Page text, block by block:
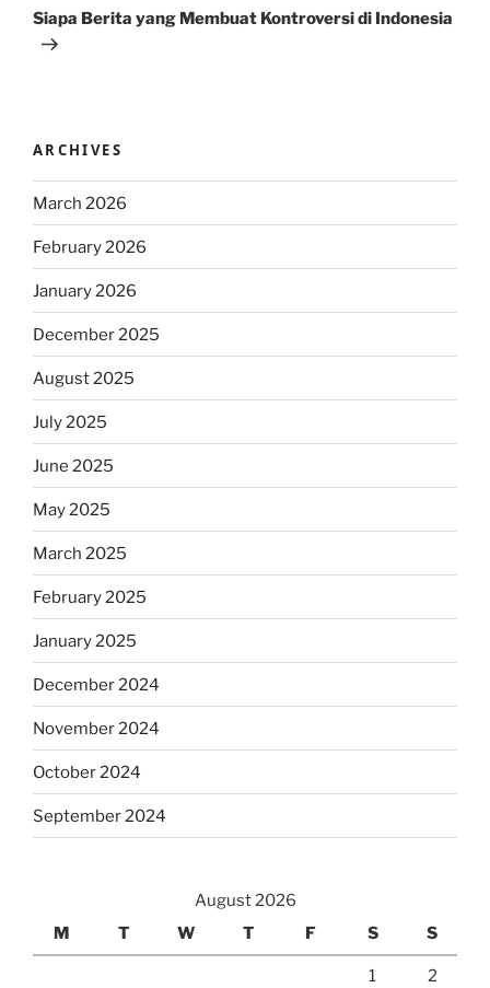
Post
Siapa Berita yang Membuat Kontroversi di Indonesia
ARCHIVES
March 2026
February 2026
January 2026
December 2025
August 2025
July 2025
June 2025
May 2025
March 2025
February 2025
January 2025
December 2024
November 2024
October 2024
September 2024
August 2026
M
T W T F S S
1 2